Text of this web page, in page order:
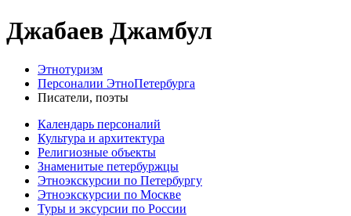
Джабаев Джамбул
Этнотуризм
Персоналии ЭтноПетербурга
Писатели, поэты
Календарь персоналий
Культура и архитектура
Религиозные объекты
Знаменитые петербуржцы
Этноэкскурсии по Петербургу
Этноэкскурсии по Москве
Туры и эксурсии по России